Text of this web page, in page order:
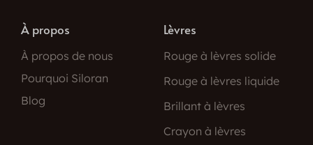
À propos
À propos de nous
Pourquoi Siloran
Blog
Lèvres
Rouge à lèvres solide
Rouge à lèvres liquide
Brillant à lèvres
Crayon à lèvres